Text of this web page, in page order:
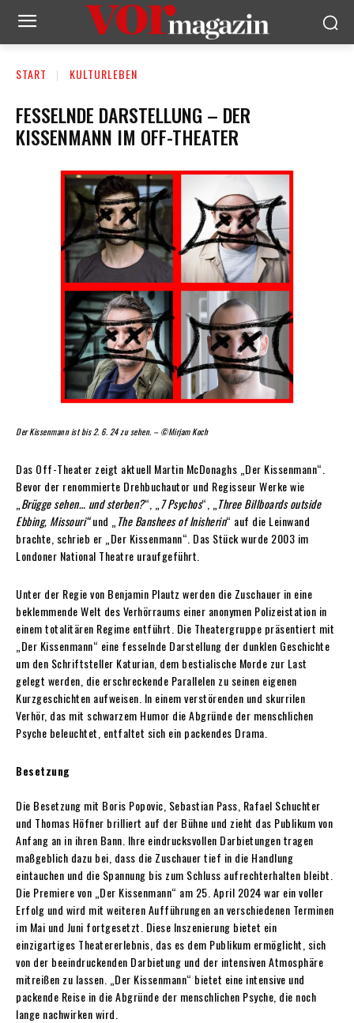
START KULTURLEBEN
FESSELNDE DARSTELLUNG – DER
KISSENMANN IM OFF-THEATER
Der Kissenmann ist bis 2. 6. 24 zu sehen. – ©Mirjam Koch
Das Off-Theater zeigt aktuell Martin McDonaghs „Der Kissenmann“.
Bevor der renommierte Drehbuchautor und Regisseur Werke wie
Brügge sehen… und sterben?“, „ 7 Psychos“, „ Three Billboards outside
Ebbing, Missouri“und „ The Banshees of Inisherin“ auf die Leinwand
brachte, schrieb er „Der Kissenmann“. Das Stück wurde 2003 im
Londoner National Theatre uraufgeführt.
Unter der Regie von Benjamin Plautz werden die Zuschauer in eine
beklemmende Welt des Verhörraums einer anonymen Polizeistation in
einem totalitären Regime entführt. Die Theatergruppe präsentiert mit
„Der Kissenmann“ eine fesselnde Darstellung der dunklen Geschichte
um den Schriftsteller Katurian, dem bestialische Morde zur Last
gelegt werden, die erschreckende Parallelen zu seinen eigenen
Kurzgeschichten aufweisen. In einem verstörenden und skurrilen
Verhör, das mit schwarzem Humor die Abgründe der menschlichen
Psyche beleuchtet, entfaltet sich ein packendes Drama.
Besetzung
Die Besetzung mit Boris Popovic, Sebastian Pass, Rafael Schuchter
und Thomas Höfner brilliert auf der Bühne und zieht das Publikum von
Anfang an in ihren Bann. Ihre eindrucksvollen Darbietungen tragen
maßgeblich dazu bei, dass die Zuschauer tief in die Handlung
eintauchen und die Spannung bis zum Schluss aufrechterhalten bleibt.
Die Premiere von „Der Kissenmann“ am 25. April 2024 war ein voller
Erfolg und wird mit weiteren Aufführungen an verschiedenen Terminen
im Mai und Juni fortgesetzt. Diese Inszenierung bietet ein
einzigartiges Theatererlebnis, das es dem Publikum ermöglicht, sich
von der beeindruckenden Darbietung und der intensiven Atmosphäre
mitreißen zu lassen. „Der Kissenmann“ bietet eine intensive und
packende Reise in die Abgründe der menschlichen Psyche, die noch
lange nachwirken wird.